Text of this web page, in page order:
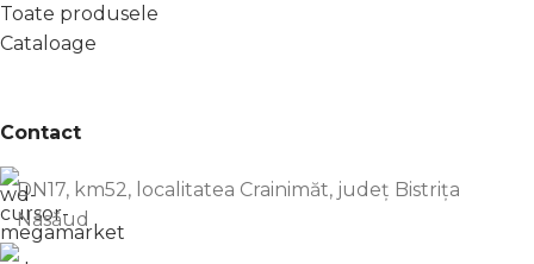
Toate produsele
Cataloage
Contact
DN17, km52, localitatea Crainimăt, județ Bistrița
Năsăud